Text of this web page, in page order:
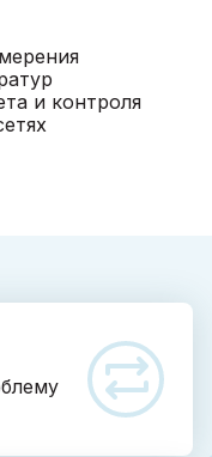
и контроля